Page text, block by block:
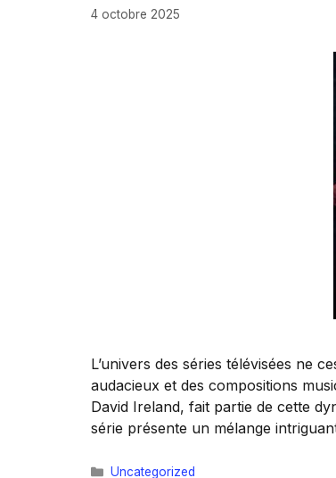
4 octobre 2025
L’univers des séries télévisées ne
audacieux et des compositions
David Ireland, fait partie de cette
série présente un mélange
Catégories
Uncategorized